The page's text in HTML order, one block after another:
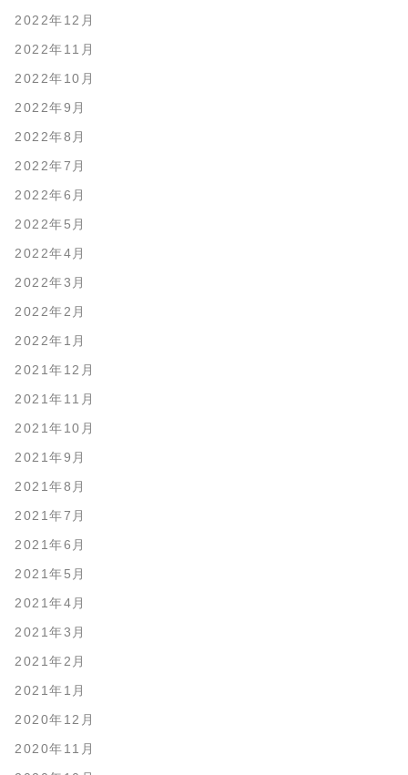
2022年12月
2022年11月
2022年10月
2022年9月
2022年8月
2022年7月
2022年6月
2022年5月
2022年4月
2022年3月
2022年2月
2022年1月
2021年12月
2021年11月
2021年10月
2021年9月
2021年8月
2021年7月
2021年6月
2021年5月
2021年4月
2021年3月
2021年2月
2021年1月
2020年12月
2020年11月